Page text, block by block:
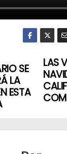
LAS
SE
LA
ESTA